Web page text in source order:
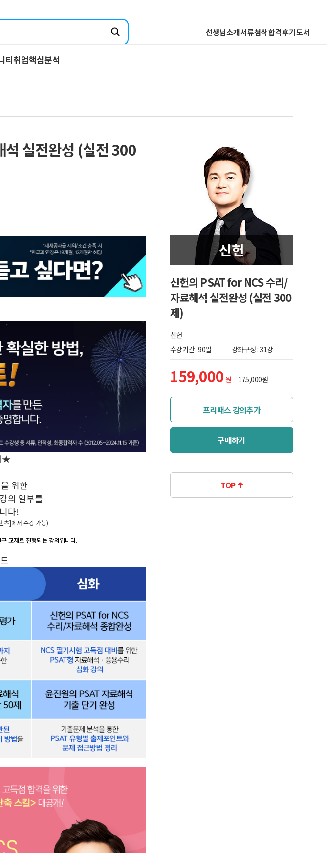
선생님소개서류첨삭합격후기도서
티취업핵심분석
마이노트
강의 Q&A
FAQ
전공핵심분석
합격자소서 핵심분석
실전완성 (실전 300
★
위한
의 일부를
다!
츠]에서 수강 가능)
규 교재로 진행되는 강의입니다.
신헌의 PSAT for NCS 수리/
자료해석 실전완성 (실전 300
제)
신헌
수강기간 : 90일
강좌구성 : 31강
159,000 원 175,000원
프리패스 강의추가
구매하기
TOP